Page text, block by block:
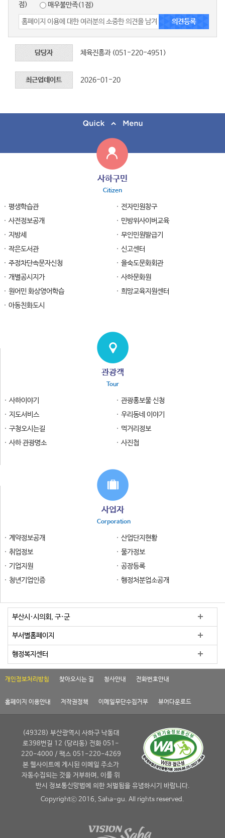
점)
매우불만족(1점)
담당자 체육진흥과 (051-220-4951)
최근업데이트 2026-01-20
사하구민
Citizen
평생학습관
전자민원창구
사전정보공개
민방위사이버교육
지방세
무인민원발급기
작은도서관
신고센터
주정차단속문자신청
을숙도문화회관
개별공시지가
사하문화원
원어민 화상영어학습
희망교육지원센터
아동친화도시
관광객
Tour
사하이야기
관광홍보물 신청
지도서비스
우리동네 이야기
구청오시는길
먹거리정보
사하 관광명소
사진첩
사업자
Corporation
계약정보공개
산업단지현황
취업정보
물가정보
기업지원
공장등록
청년기업인증
행정처분업소공개
부산시·시의회, 구·군
부서별홈페이지
행정복지센터
개인정보처리방침 찾아오시는 길 청사안내 전화번호안내
홈페이지 이용안내 저작권정책 이메일무단수집거부 뷰어다운로드
(49328) 부산광역시 사하구 낙동대
로398번길 12 (당리동) 전화 051-
220-4000 / 팩스 051-220-4269
본 웹사이트에 게시된 이메일 주소가
자동수집되는 것을 거부하며, 이를 위
반시 정보통신망법에 의한 처벌됨을 유념하시기 바랍니다.
Copyrightⓒ 2016, Saha-gu. All rights reserved.